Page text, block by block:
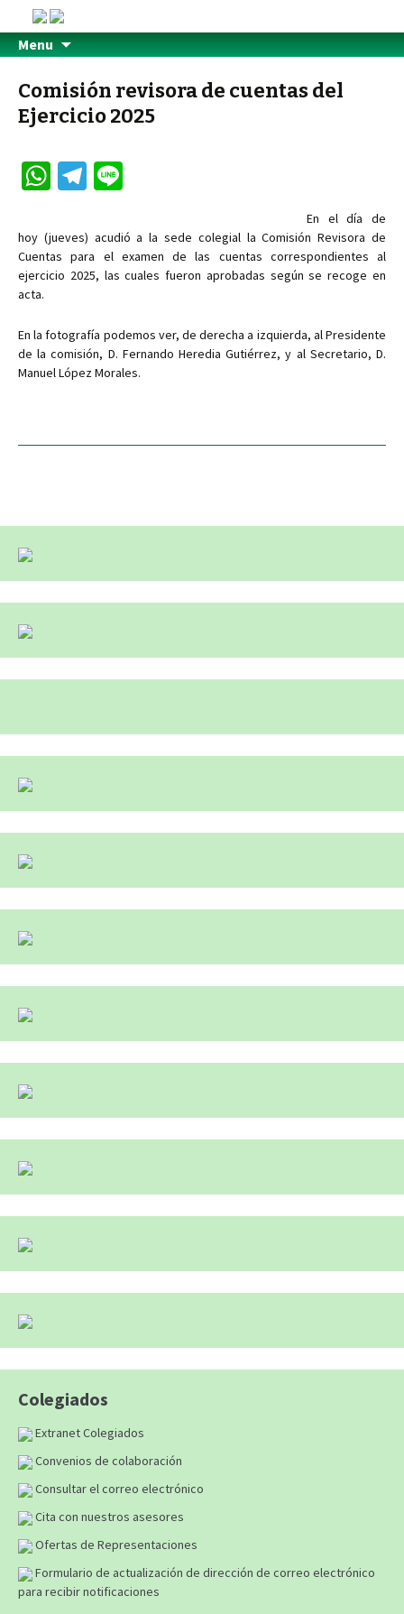
Menu
Comisión revisora de cuentas del
Ejercicio 2025
W
at
sA
p
Te
gr
a
m
e
En el día de
hoy (jueves) acudió a la sede colegial la Comisión Revisora de
Cuentas para el examen de las cuentas correspondientes al
ejercicio 2025, las cuales fueron aprobadas según se recoge en
acta.
En la fotografía podemos ver, de derecha a izquierda, al Presidente
de la comisión, D. Fernando Heredia Gutiérrez, y al Secretario, D.
Manuel López Morales.
Colegiados
Extranet Colegiados
Convenios de colaboración
Consultar el correo electrónico
Cita con nuestros asesores
Ofertas de Representaciones
Formulario de actualización de dirección de correo electrónico
para recibir notificaciones